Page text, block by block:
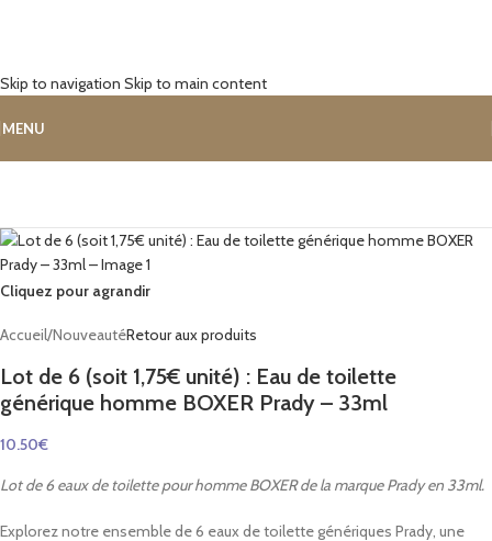
Skip to navigation Skip to main content
MENU
Cliquez pour agrandir
Accueil/NouveautéRetour aux produits
Lot de 6 (soit 1,75€ unité) : Eau de toilette
générique homme BOXER Prady – 33ml
10.50€
Lot de 6 eaux de toilette pour homme BOXER de la marque Prady en 33ml.
Explorez notre ensemble de 6 eaux de toilette génériques Prady, une